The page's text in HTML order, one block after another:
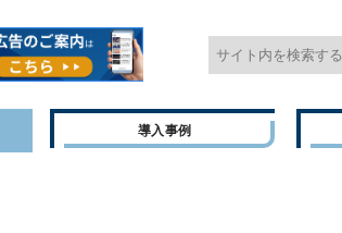
導入事例